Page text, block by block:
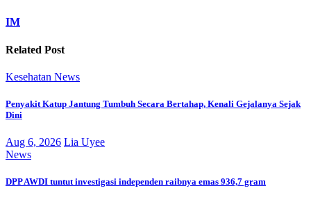
IM
Related Post
Kesehatan News
Penyakit Katup Jantung Tumbuh Secara Bertahap, Kenali Gejalanya Sejak
Dini
Aug 6, 2026 Lia Uyee
News
DPP AWDI tuntut investigasi independen raibnya emas 936,7 gram